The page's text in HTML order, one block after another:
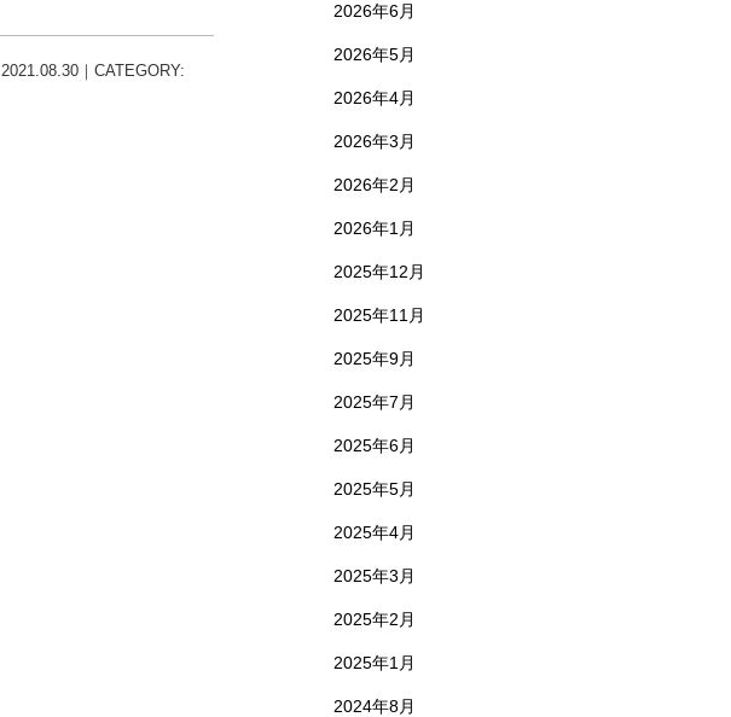
2021.08.30｜CATEGORY:
2026年6月
2026年5月
2026年4月
2026年3月
2026年2月
2026年1月
2025年12月
2025年11月
2025年9月
2025年7月
2025年6月
2025年5月
2025年4月
2025年3月
2025年2月
2025年1月
2024年8月